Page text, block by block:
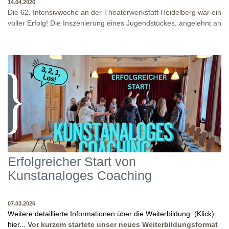
14.04.2026
Die 62. Intensivwoche an der Theaterwerkstatt Heidelberg war ein
voller Erfolg! Die Inszenierung eines Jugendstückes, angelehnt an
Auseinandersetzung mit den Inhalten und Themen dieser Stücke
statt, sowie eine enge Zusammenarbeit in den
Inszenierungsprozessen. Beide Inszenierungen wurden am Ende
auf unserer Bühne präsentiert! Wir danken allen Studierenden
und Dozenten für die gelungene Woche und für die tollen
Abschlusspräsentationen!
WO?
THEATERWERKSTATT HEIDELBERG: KLINGENTEICHSTR. 8, NÄHE
BUSHALTESTELLE PETERSKIRCHE (ALTSTADT)
WANN?
14.04.2026
Erfolgreicher Start von
Kunstanaloges Coaching
07.03.2026
Weitere detaillierte Informationen über die Weiterbildung. (Klick)
hier...
Vor kurzem startete unser neues Weiterbildungsformat